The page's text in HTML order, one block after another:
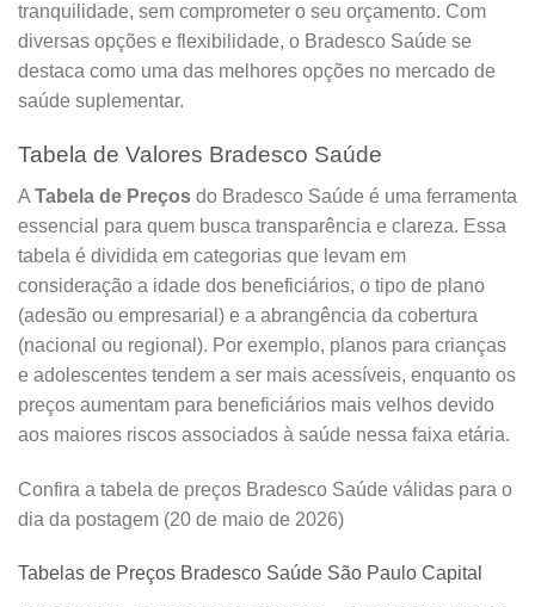
tranquilidade, sem comprometer o seu orçamento. Com
diversas opções e flexibilidade, o Bradesco Saúde se
destaca como uma das melhores opções no mercado de
saúde suplementar.
Tabela de Valores Bradesco Saúde
A Tabela de Preços do Bradesco Saúde é uma ferramenta
essencial para quem busca transparência e clareza. Essa
tabela é dividida em categorias que levam em
consideração a idade dos beneficiários, o tipo de plano
(adesão ou empresarial) e a abrangência da cobertura
(nacional ou regional). Por exemplo, planos para crianças
e adolescentes tendem a ser mais acessíveis, enquanto os
preços aumentam para beneficiários mais velhos devido
aos maiores riscos associados à saúde nessa faixa etária.
Confira a tabela de preços Bradesco Saúde válidas para o
dia da postagem (20 de maio de 2026)
Tabelas de Preços Bradesco Saúde São Paulo Capital